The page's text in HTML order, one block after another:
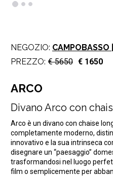
NEGOZIO: CAMPOBASSO
PREZZO: € 5650 € 1650
ARCO
Divano Arco con
Arco è un divano con chaise
completamente moderno,
innovativo e la sua intrinseca
disegnare un “paesaggio”
trasformandosi nel luogo
film o semplicemente per